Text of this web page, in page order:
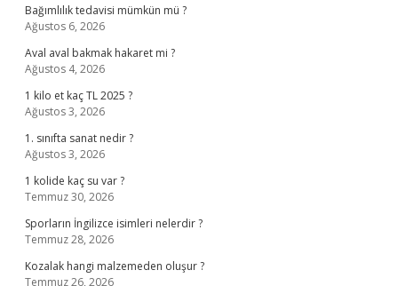
Bağımlılık tedavisi mümkün mü ?
Ağustos 6, 2026
Aval aval bakmak hakaret mi ?
Ağustos 4, 2026
1 kilo et kaç TL 2025 ?
Ağustos 3, 2026
1. sınıfta sanat nedir ?
Ağustos 3, 2026
1 kolide kaç su var ?
Temmuz 30, 2026
Sporların İngilizce isimleri nelerdir ?
Temmuz 28, 2026
Kozalak hangi malzemeden oluşur ?
Temmuz 26, 2026